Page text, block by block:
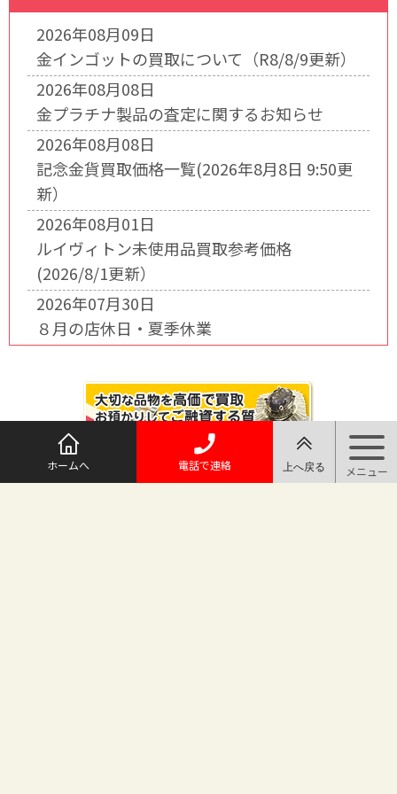
2026年08月09日
金インゴットの買取について（R8/8/9更新）
2026年08月08日
金プラチナ製品の査定に関するお知らせ
2026年08月08日
記念金貨買取価格一覧(2026年8月8日 9:50更
新）
2026年08月01日
ルイヴィトン未使用品買取参考価格
(2026/8/1更新）
2026年07月30日
８月の店休日・夏季休業
ホームへ 電話で連絡